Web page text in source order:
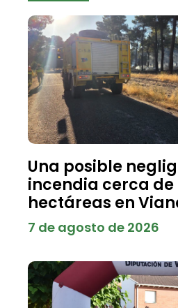
Una posible
incendia cerca de
hectáreas en
7 de agosto de 2026